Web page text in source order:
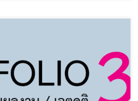
หม่ สาขาการจัดการโลจิสติกส์และ
ตรี ภาคปกติ ปีการศึกษา 2569
ฟ้มสะสมผลงาน)